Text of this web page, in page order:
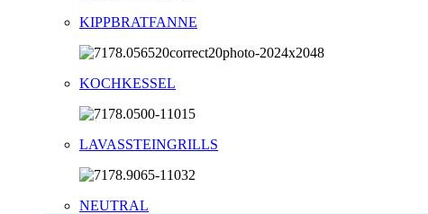
KIPPBRATFANNE
KOCHKESSEL
LAVASSTEINGRILLS
NEUTRAL